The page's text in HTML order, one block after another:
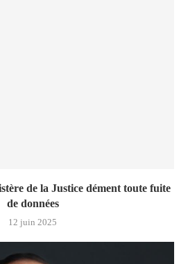
de la Justice dément toute fuite
de données
12 juin 2025